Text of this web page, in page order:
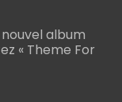
album
« Theme For